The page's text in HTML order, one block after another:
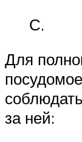
С.
Для
за ней: